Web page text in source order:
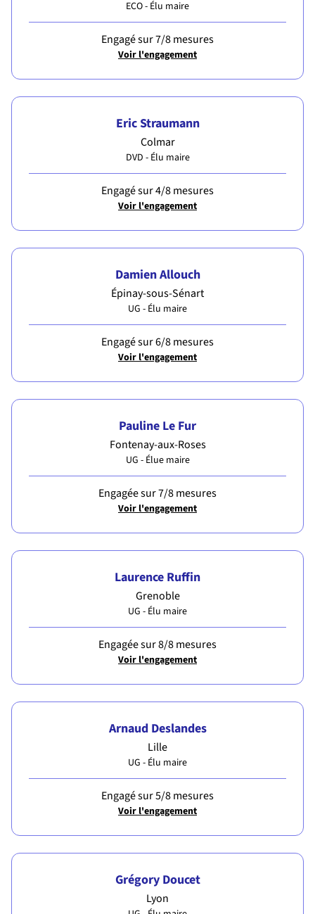
ECO - Élu maire
Engagé sur 7/8 mesures
Voir l'engagement
Eric Straumann
Colmar
DVD - Élu maire
Engagé sur 4/8 mesures
Voir l'engagement
Damien Allouch
Épinay-sous-Sénart
UG - Élu maire
Engagé sur 6/8 mesures
Voir l'engagement
Pauline Le Fur
Fontenay-aux-Roses
UG - Élue maire
Engagée sur 7/8 mesures
Voir l'engagement
Laurence Ruffin
Grenoble
UG - Élu maire
Engagée sur 8/8 mesures
Voir l'engagement
Arnaud Deslandes
Lille
UG - Élu maire
Engagé sur 5/8 mesures
Voir l'engagement
Grégory Doucet
Lyon